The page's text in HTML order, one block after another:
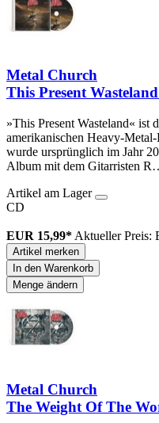
Metal Church
This Present
»This Present Wasteland« ist
amerikanischen Heavy-
wurde ursprünglich im Jahr
Album mit dem Gitarristen
Artikel am Lager
CD
EUR 15,99* Aktueller Preis:
Artikel merken
In den Warenkorb
Menge ändern
Metal Church
The Weight Of The